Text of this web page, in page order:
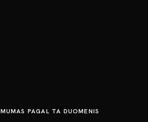
PAGAL TA DUOMENIS